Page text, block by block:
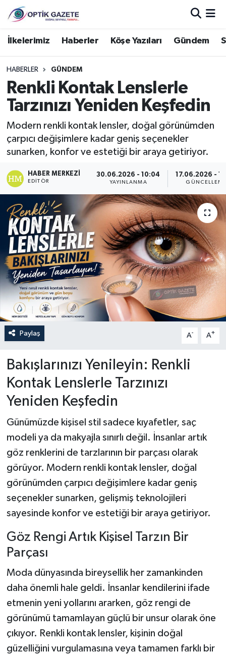
İlkelerimiz Haberler Köşe Yazıları Gündem
HABERLER GÜNDEM
Renkli Kontak Lenslerle
Tarzınızı Yeniden Keşfedin
Modern renkli kontak lensler, doğal görünümden
çarpıcı değişimlere kadar geniş seçenekler
sunarken, konfor ve estetiği bir araya getiriyor.
HABER MERKEZI
EDITÖR
30.06.2026 - 10:04
YAYINLANMA
17.06.2026 -
Paylaş A- A+
Bakışlarınızı Yenileyin: Renkli
Kontak Lenslerle Tarzınızı
Yeniden Keşfedin
Günümüzde kişisel stil sadece kıyafetler, saç
modeli ya da makyajla sınırlı değil. İnsanlar artık
göz renklerini de tarzlarının bir parçası olarak
görüyor. Modern renkli kontak lensler, doğal
görünümden çarpıcı değişimlere kadar geniş
seçenekler sunarken, gelişmiş teknolojileri
sayesinde konfor ve estetiği bir araya getiriyor.
Göz Rengi Artık Kişisel Tarzın Bir
Parçası
Moda dünyasında bireysellik her zamankinden
daha önemli hale geldi. İnsanlar kendilerini ifade
etmenin yeni yollarını ararken, göz rengi de
görünümü tamamlayan güçlü bir unsur olarak öne
çıkıyor. Renkli kontak lensler, kişinin doğal
güzelliğini vurgulamasına veya tamamen farklı bir
Nöbetçi Eczaneler
Hava Durumu
İstanbul Namaz Vakitleri
Süper Lig Puan Durumu ve Fikstür
Son Dakika Haberleri
Haber Arşivi